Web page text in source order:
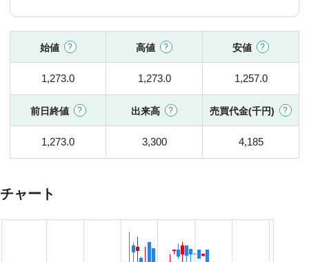
始値 高値 安値
1,273.0 1,273.0 1,257.0
前日終値 出来高 売買代金(千円)
1,273.0 3,300 4,185
チャート